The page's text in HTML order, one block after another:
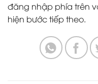
đăng nhập phía trên
hiện bước tiếp theo.